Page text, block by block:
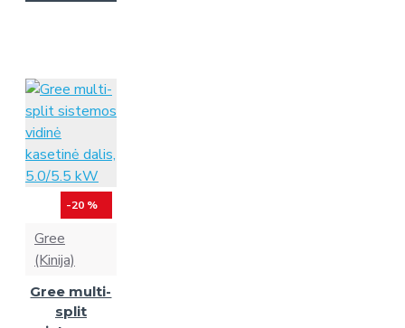
-20 %
Gree
(Kinija)
Gree multi-
split